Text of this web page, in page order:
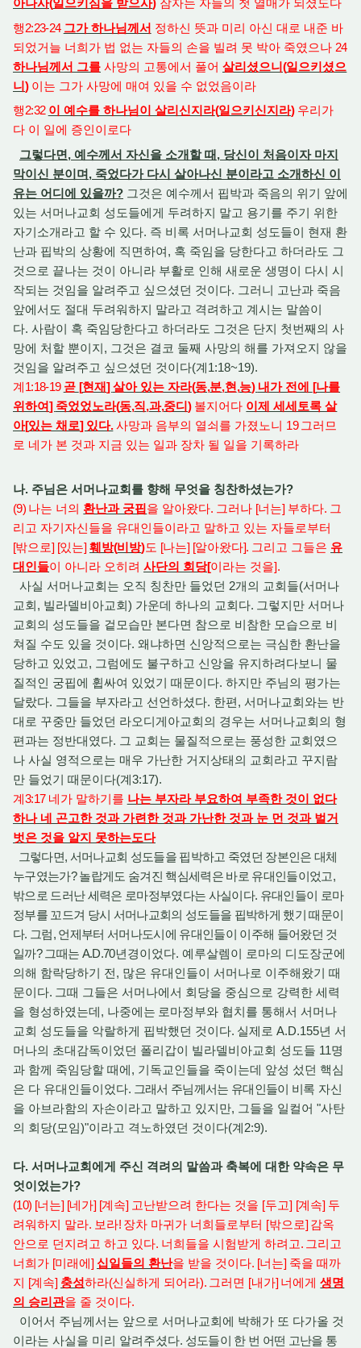
아나사(일으키심을 받으사) 잠자는 자들의 첫 열매가 되셨도다
행2:23-24 그가 하나님께서 정하신 뜻과 미리 아신 대로 내준 바
되었거늘 너희가 법 없는 자들의 손을 빌려 못 박아 죽였으나 24
하나님께서 그를 사망의 고통에서 풀어 살리셨으니(일으키셨으
니) 이는 그가 사망에 매여 있을 수 없었음이라
행2:32 이 예수를 하나님이 살리신지라(일으키신지라) 우리가
다 이 일에 증인이로다
그렇다면, 예수께서 자신을 소개할 때, 당신이 처음이자 마지
막이신 분이며, 죽었다가 다시 살아나신 분이라고 소개하신 이
유는 어디에 있을까? 그것은 예수께서 핍박과 죽음의 위기 앞에
있는 서머나교회 성도들에게 두려하지 말고 용기를 주기 위한
자기소개라고 할 수 있다. 즉 비록 서머나교회 성도들이 현재 환
난과 핍박의 상황에 직면하여, 혹 죽임을 당한다고 하더라도 그
것으로 끝나는 것이 아니라 부활로 인해 새로운 생명이 다시 시
작되는 것임을 알려주고 싶으셨던 것이다. 그러니 고난과 죽음
앞에서도 절대 두려워하지 말라고 격려하고 계시는 말씀이
다. 사람이 혹 죽임당한다고 하더라도 그것은 단지 첫번째의 사
망에 처할 뿐이지, 그것은 결코 둘째 사망의 해를 가져오지 않을
것임을 알려주고 싶으셨던 것이다(계1:18~19).
계1:18-19 곧 [현재]살아 있는 자라(동,분,현,능) 내가 전에 [나를
위하여] 죽었었노라(동,직,과,중디) 볼지어다 이제 세세토록 살
아[있는 채로] 있다. 사망과 음부의 열쇠를 가졌노니 19 그러므
로 네가 본 것과 지금 있는 일과 장차 될 일을 기록하라
나. 주님은 서머나교회를 향해 무엇을 칭찬하셨는가?
(9) 나는 너의 환난과 궁핍을 알아왔다. 그러나 [너는] 부하다. 그
리고 자기자신들을 유대인들이라고 말하고 있는 자들로부터
[밖으로] [있는]훼방(비방)도 [나는] [알아왔다]. 그리고 그들은 유
대인들이 아니라 오히려 사단의 회당[이라는 것을].
사실 서머나교회는 오직 칭찬만 들었던 2개의 교회들(서머나
교회, 빌라델비아교회) 가운데 하나의 교회다. 그렇지만 서머나
교회의 성도들을 겉모습만 본다면 참으로 비참한 모습으로 비
쳐질 수도 있을 것이다. 왜냐하면 신앙적으로는 극심한 환난을
당하고 있었고, 그럼에도 불구하고 신앙을 유지하려다보니 물
질적인 궁핍에 휩싸여 있었기 때문이다. 하지만 주님의 평가는
달랐다. 그들을 부자라고 선언하셨다. 한편, 서머나교회와는 반
대로 꾸중만 들었던 라오디게아교회의 경우는 서머나교회의 형
편과는 정반대였다. 그 교회는 물질적으로는 풍성한 교회였으
나 사실 영적으로는 매우 가난한 거지상태의 교회라고 꾸지람
만 들었기 때문이다(계3:17).
계3:17 네가 말하기를 나는 부자라 부요하여 부족한 것이 없다
하나 네 곤고한 것과 가련한 것과 가난한 것과 눈 먼 것과 벌거
벗은 것을 알지 못하는도다
그렇다면, 서머나교회 성도들을 핍박하고 죽였던 장본인은 대체
누구였는가? 놀랍게도 숨겨진 핵심세력은 바로 유대인들이었고,
밖으로 드러난 세력은 로마정부였다는 사실이다. 유대인들이 로마
정부를 꼬드겨 당시 서머나교회의 성도들을 핍박하게 했기 때문이
다. 그럼, 언제부터 서머나도시에 유대인들이 이주해 들어왔던 것
일까? 그때는 A.D.70년경이었다. 예루살렘이 로마의 디도장군에
의해 함락당하기 전, 많은 유대인들이 서머나로 이주해왔기 때
문이다. 그때 그들은 서머나에서 회당을 중심으로 강력한 세력
을 형성하였는데, 나중에는 로마정부와 협치를 통해서 서머나
교회 성도들을 악랄하게 핍박했던 것이다. 실제로 A.D.155년 서
머나의 초대감독이었던 폴리갑이 빌라델비아교회 성도들 11명
과 함께 죽임당할 때에, 기독교인들을 죽이는데 앞성 섰던 핵심
은 다 유대인들이었다. 그래서 주님께서는 유대인들이 비록 자신
을 아브라함의 자손이라고 말하고 있지만, 그들을 일컬어 "사탄
의 회당(모임)"이라고 격노하였던 것이다(계2:9).
다. 서머나교회에게 주신 격려의 말씀과 축복에 대한 약속은 무
엇이었는가?
(10) [너는] [네가] [계속] 고난받으려 한다는 것을 [두고] [계속] 두
려워하지 말라. 보라! 장차 마귀가 너희들로부터 [밖으로] 감옥
안으로 던지려고 하고 있다. 너희들을 시험받게 하려고. 그리고
너희가 [미래에] 십일들의 환난을 받을 것이다. [너는] 죽을 때까
지 [계속] 충성하라(신실하게 되어라). 그러면 [내가] 너에게생명
의 승리관을 줄 것이다.
이어서 주님께서는 앞으로 서머나교회에 박해가 또 다가올 것
이라는 사실을 미리 알려주셨다. 성도들이 한 번 어떤 고난을 통